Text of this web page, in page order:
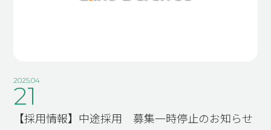
2025.04
21
【採用情報】中途採用 募集一時停止のお知らせ